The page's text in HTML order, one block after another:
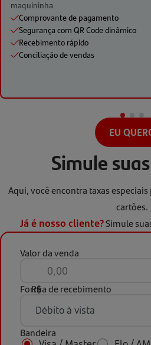
maquininha
Comprovante de pagamento
Segurança com QR Code dinâmico
Recebimento rápido
Conciliação de vendas
EU
Simule
Aqui, você encontra taxas
cartões.
Já é nosso cliente?Simule
Valor da venda
R$
Forma de recebimento
Débito à vista
Débito à vista
Bandeira